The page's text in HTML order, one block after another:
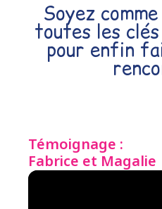
Soyez
toutes les
pour enfin
Témoignage :
Fabrice et Magalie